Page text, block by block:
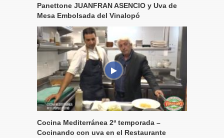
Panettone JUANFRAN ASENCIO y Uva de
Mesa Embolsada del Vinalopó
Cocina Mediterránea 2ª temporada –
Cocinando con uva en el Restaurante